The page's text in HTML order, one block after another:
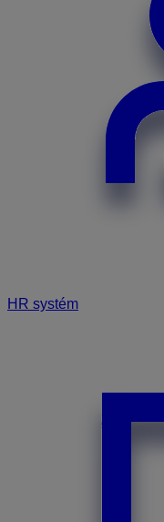
HR systém